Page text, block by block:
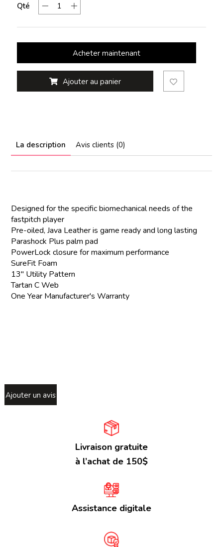
Qté
Acheter maintenant
Ajouter au panier
La description Avis clients (0)
Designed for the specific biomechanical needs of the
fastpitch player
Pre-oiled, Java Leather is game ready and long lasting
Parashock Plus palm pad
PowerLock closure for maximum performance
SureFit Foam
13" Utility Pattern
Tartan C Web
One Year Manufacturer's Warranty
Ajouter un avis
Livraison gratuite
à l’achat de 150$
Assistance digitale